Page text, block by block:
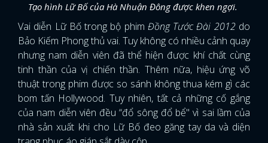
Tạo hình Lữ Bố của Hà Nhuận Đông được khen ngợi.
Vai diễn Lữ Bố trong bộ phim Đồng Tước Đài 2012do
Bảo Kiếm Phong thủ vai. Tuy không có nhiều cảnh quay
nhưng nam diễn viên đã thể hiện được khí chất cùng
tinh thần của vị chiến thần. Thêm nữa, hiệu ứng võ
thuật trong phim được so sánh không thua kém gì các
bom tấn Hollywood. Tuy nhiên, tất cả những cố gắng
của nam diễn viên đều “đổ sông đổ bể" vì sai lầm của
nhà sản xuất khi cho Lữ Bố đeo găng tay da và diện